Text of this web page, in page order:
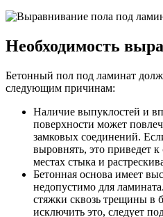
Необходимость
Бетонный пол под ламинат
следующим причинам:
Наличие выпуклостей и
поверхности может
замковых соединений.
выровнять, это приведет
местах стыка и
Бетонная основа имеет
недопустимо для
стяжки сквозь трещины в
исключить это, следует